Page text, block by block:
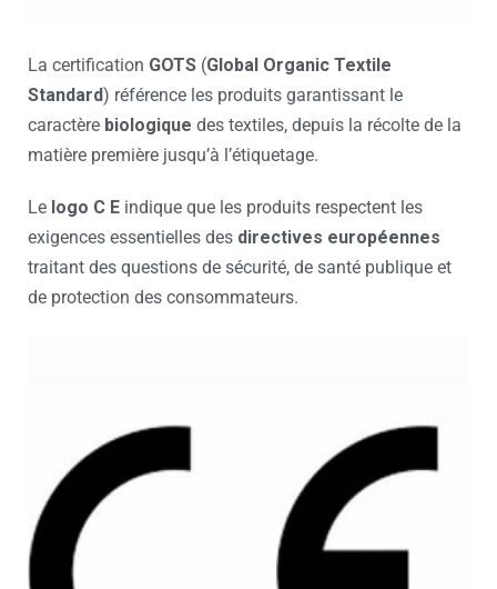
La certification GOTS (Global Organic Textile
Standard) référence les produits garantissant le
caractère biologique des textiles, depuis la récolte de la
matière première jusqu’à l’étiquetage.
Le logo C E indique que les produits respectent les
exigences essentielles des directives européennes
traitant des questions de sécurité, de santé publique et
de protection des consommateurs.